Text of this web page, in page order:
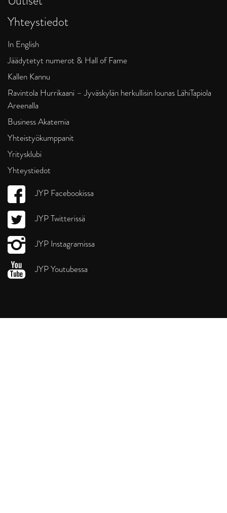
Yhteystiedot
In English
Jäädytetyt numerot & Hall of Fame
Kallen Kannu
Ravintola Hurrikaani – Jyväskylän herkullisin lounas LähiTapiola
Areenalla
Business Akatemia
Yhteistyökumppanit
Yritysklubi
Yhteystiedot
JYP Facebookissa
JYP Twitterissä
JYP Instagramissa
JYP Youtubessa